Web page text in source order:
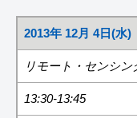
2013年 12月 4日(水)
リモート・センシ
13:30-13:45